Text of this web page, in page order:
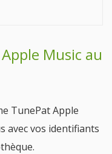
Music au
TunePat Apple
avec vos identifiants